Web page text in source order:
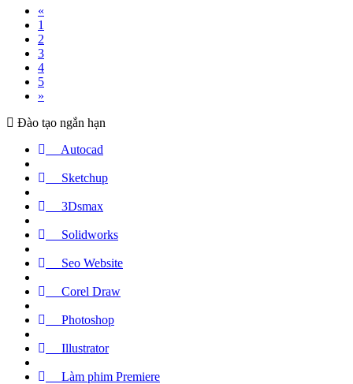
«
1
2
3
4
5
»
Đào tạo ngắn hạn
Autocad
Sketchup
3Dsmax
Solidworks
Seo Website
Corel Draw
Photoshop
Illustrator
Làm phim Premiere